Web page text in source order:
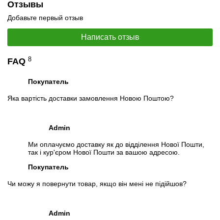
Запрос оптовой цены
Отслеживать в Instagram
Отслеживать на Facebook
Отзывы
Добавьте первый отзыв
Написать отзыв
FAQ 8
Покупатель
Яка вартість доставки замовлення Новою Поштою?
Admin
Ми оплачуємо доставку як до відділення Нової Пошти,
так і кур'єром Нової Пошти за вашою адресою.
Покупатель
Чи можу я повернути товар, якщо він мені не підійшов?
Admin